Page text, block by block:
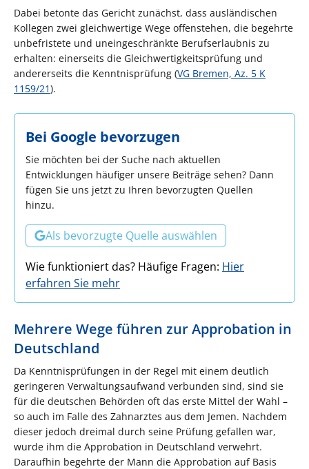
Dabei betonte das Gericht zunächst, dass ausländischen
Kollegen zwei gleichwertige Wege offenstehen, die begehrte
unbefristete und uneingeschränkte Berufserlaubnis zu
erhalten: einerseits die Gleichwertigkeitsprüfung und
andererseits die Kenntnisprüfung (VG Bremen, Az. 5 K
1159/21).
Bei Google bevorzugen
Sie möchten bei der Suche nach aktuellen
Entwicklungen häufiger unsere Beiträge sehen? Dann
fügen Sie uns jetzt zu Ihren bevorzugten Quellen
hinzu.
Als bevorzugte Quelle auswählen
Wie funktioniert das? Häufige Fragen: Hier
erfahren Sie mehr
Mehrere Wege führen zur Approbation in
Deutschland
Da Kenntnisprüfungen in der Regel mit einem deutlich
geringeren Verwaltungsaufwand verbunden sind, sind sie
für die deutschen Behörden oft das erste Mittel der Wahl –
so auch im Falle des Zahnarztes aus dem Jemen. Nachdem
dieser jedoch dreimal durch seine Prüfung gefallen war,
wurde ihm die Approbation in Deutschland verwehrt.
Daraufhin begehrte der Mann die Approbation auf Basis